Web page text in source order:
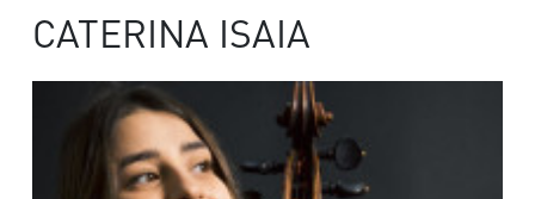
CATERINA ISAIA